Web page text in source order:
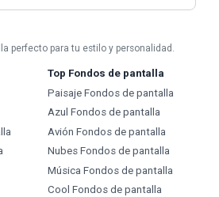
perfecto para tu estilo y personalidad.
Top Fondos de pantalla
Paisaje Fondos de pantalla
Azul Fondos de pantalla
Avión Fondos de pantalla
Nubes Fondos de pantalla
Música Fondos de pantalla
Cool Fondos de pantalla